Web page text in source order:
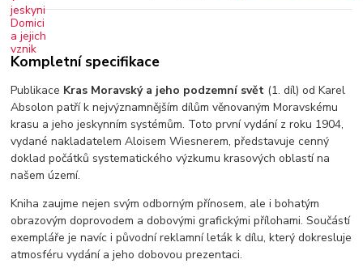
Kompletní specifikace
Publikace Kras Moravský a jeho podzemní svět (1. díl) odKarel
Absolon patří k nejvýznamnějším dílům věnovaným Moravskému
krasu a jeho jeskynním systémům. Toto první vydání z roku 1904,
vydané nakladatelemAloisem Wiesnerem, představuje cenný
doklad počátků systematického výzkumu krasových oblastí na
našem území.
Kniha zaujme nejen svým odborným přínosem, ale i bohatým
obrazovým doprovodem a dobovými grafickými přílohami. Součástí
exempláře je navíc i původní reklamní leták k dílu, který dokresluje
atmosféru vydání a jeho dobovou prezentaci.